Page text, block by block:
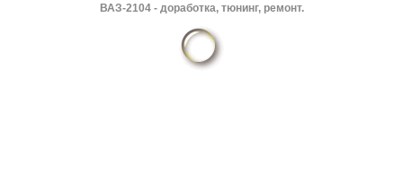
ВАЗ-2104 - доработка, тюнинг, ремонт.